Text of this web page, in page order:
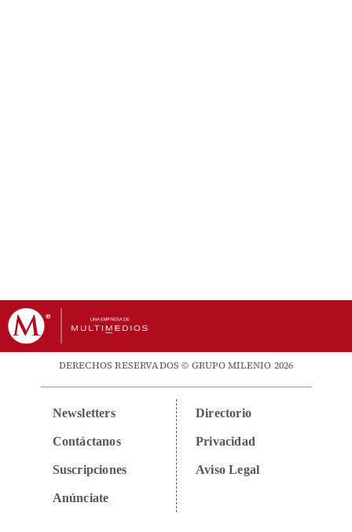
DERECHOS RESERVADOS © GRUPO MILENIO 2026
Newsletters
Contáctanos
Suscripciones
Anúnciate
Directorio
Privacidad
Aviso Legal